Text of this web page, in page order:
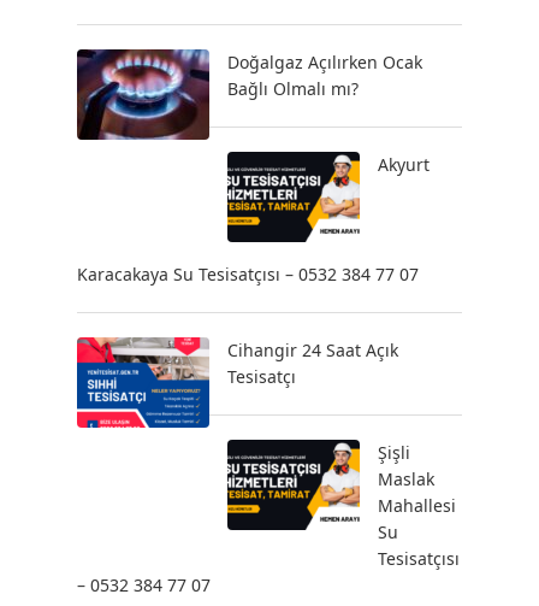
Doğalgaz Açılırken Ocak
Bağlı Olmalı mı?
Akyurt
Karacakaya Su Tesisatçısı – 0532 384 77 07
Cihangir 24 Saat Açık
Tesisatçı
Şişli
Maslak
Mahallesi
Su
Tesisatçısı
– 0532 384 77 07